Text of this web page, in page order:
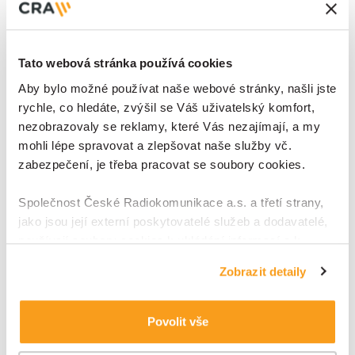
Tato webová stránka používá cookies
Aby bylo možné používat naše webové stránky, našli jste
rychle, co hledáte, zvýšil se Váš uživatelský komfort,
nezobrazovaly se reklamy, které Vás nezajímají, a my
mohli lépe spravovat a zlepšovat naše služby vč.
zabezpečení, je třeba pracovat se soubory cookies.
Společnost České Radiokomunikace a.s. a třetí strany,
jako jsou její externí poskytovatelé služeb a dodavatelé,
používají soubory cookies k ukládání informací a k
zdokonalováním svých služeb a zobrazované reklamy,
zejména je využíváme k poskytování a zabezpečení
svých služeb, k analýze a vylepšování jejich výkonu i
Zobrazit detaily
Povolit vše
Kvalitní instalace je nedílnou součástí kvalitní dodávky, se
kterou již máme letité zkušenosti.
Detail
SARA.hub - prostředí pro IoT integraci
a reakci
prostředí, kteréusnadňuje nasazení